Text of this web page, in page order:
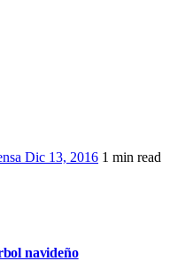
Dic 13, 2016 1 min read
navideño